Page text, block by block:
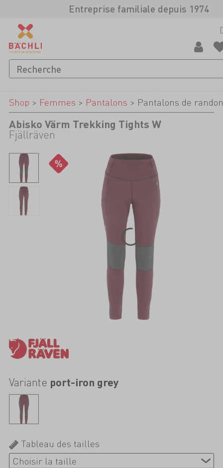
Entreprise familiale depuis 1974
Shop > Femmes > Pantalons > Pantalons de
Abisko Värm Trekking Tights W
Fjällräven
Variante port-iron grey
Tableau des tailles